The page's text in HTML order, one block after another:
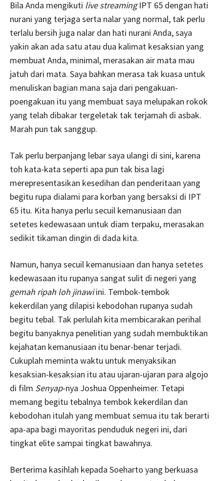
Bila Anda mengikuti live streamingIPT 65 dengan hati
nurani yang terjaga serta nalar yang normal, tak perlu
terlalu bersih juga nalar dan hati nurani Anda, saya
yakin akan ada satu atau dua kalimat kesaksian yang
membuat Anda, minimal, merasakan air mata mau
jatuh dari mata. Saya bahkan merasa tak kuasa untuk
menuliskan bagian mana saja dari pengakuan-
poengakuan itu yang membuat saya melupakan rokok
yang telah dibakar tergeletak tak terjamah di asbak.
Marah pun tak sanggup.
Tak perlu berpanjang lebar saya ulangi di sini, karena
toh kata-kata seperti apa pun tak bisa lagi
merepresentasikan kesedihan dan penderitaan yang
begitu rupa dialami para korban yang bersaksi di IPT
65 itu. Kita hanya perlu secuil kemanusiaan dan
setetes kedewasaan untuk diam terpaku, merasakan
sedikit tikaman dingin di dada kita.
Namun, hanya secuil kemanusiaan dan hanya setetes
kedewasaan itu rupanya sangat sulit di negeri yang
gemah ripah loh jinawiini. Tembok-tembok
kekerdilan yang dilapisi kebodohan rupanya sudah
begitu tebal. Tak perlulah kita membicarakan perihal
begitu banyaknya penelitian yang sudah membuktikan
kejahatan kemanusiaan itu benar-benar terjadi.
Cukuplah meminta waktu untuk menyaksikan
kesaksian-kesaksian itu atau ujaran-ujaran para algojo
di film Senyap-nya Joshua Oppenheimer. Tetapi
memang begitu tebalnya tembok kekerdilan dan
kebodohan itulah yang membuat semua itu tak berarti
apa-apa bagi mayoritas penduduk negeri ini, dari
tingkat elite sampai tingkat bawahnya.
Berterima kasihlah kepada Soeharto yang berkuasa